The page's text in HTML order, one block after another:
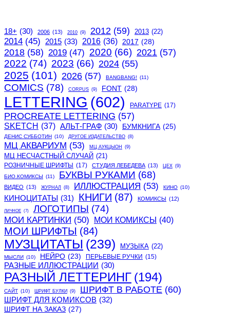
18+ (30) 2006 (13) 2010 (9) 2012 (59) 2013 (22)
2014 (45) 2015 (33) 2016 (36) 2017 (28)
2018 (58) 2019 (47) 2020 (66) 2021 (57)
2022 (74) 2023 (66) 2024 (55)
2025 (101) 2026 (57) BANGBANG! (11)
COMICS (78) CORPUS (9) FONT (28)
LETTERING (602) PARATYPE (17)
PROCREATE LETTERING (57)
SKETCH (37) АЛЬТ-ГРАФ (30) БУМКНИГА (25)
ДЕНИС СУББОТИН (10) ДРУГОЕ ИЗДАТЕЛЬСТВО (8)
МЦ АКВАРИУМ (53) МЦ АУКЦЫОН (9)
МЦ НЕСЧАСТНЫЙ СЛУЧАЙ (21)
РОЗНИЧНЫЕ ШРИФТЫ (17) СТУДИЯ ЛЕБЕДЕВА (13) ЦЕХ (9)
БИО.КОМИКСЫ (11) БУКВЫ РУКАМИ (68)
ВИДЕО (13) ЖУРНАЛ (8) ИЛЛЮСТРАЦИЯ (53) КИНО (10)
КИНОЦИТАТЫ (31) КНИГИ (87) КОМИКСЫ (12)
ЛИЧНОЕ (7) ЛОГОТИПЫ (74)
МОИ КАРТИНКИ (50) МОИ КОМИКСЫ (40)
МОИ ШРИФТЫ (84)
МУЗЦИТАТЫ (239) МУЗЫКА (22)
МЫСЛИ (10) НЕЙРО (23) ПЕРЬЕВЫЕ РУЧКИ (15)
РАЗНЫЕ ИЛЛЮСТРАЦИИ (30)
РАЗНЫЙ ЛЕТТЕРИНГ (194)
САЙТ (10) ШРИФТ БУЛКИ (9) ШРИФТ В РАБОТЕ (60)
ШРИФТ ДЛЯ КОМИКСОВ (32)
ШРИФТ НА ЗАКАЗ (27)